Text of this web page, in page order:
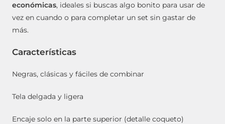
económicas, ideales si buscas algo bonito para usar de
vez en cuando o para completar un set sin gastar de
más.
Características
Negras, clásicas y fáciles de combinar
Tela delgada y ligera
Encaje solo en la parte superior (detalle coqueto)